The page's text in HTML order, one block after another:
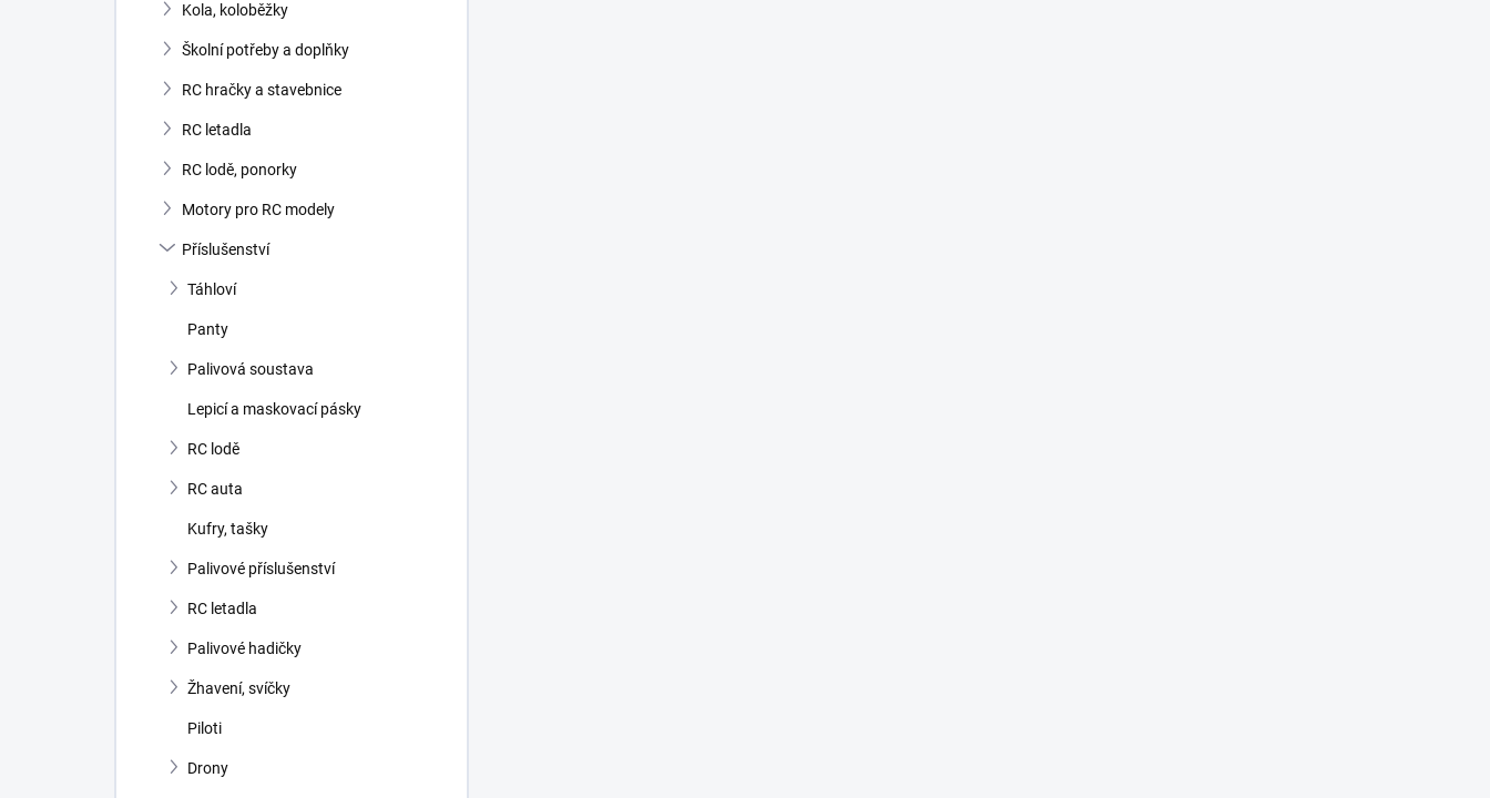
Kola, koloběžky
Školní potřeby a doplňky
RC hračky a stavebnice
RC letadla
RC lodě, ponorky
Motory pro RC modely
Příslušenství
Táhloví
Panty
Palivová soustava
Lepicí a maskovací pásky
RC lodě
RC auta
Kufry, tašky
Palivové příslušenství
RC letadla
Palivové hadičky
Žhavení, svíčky
Piloti
Drony